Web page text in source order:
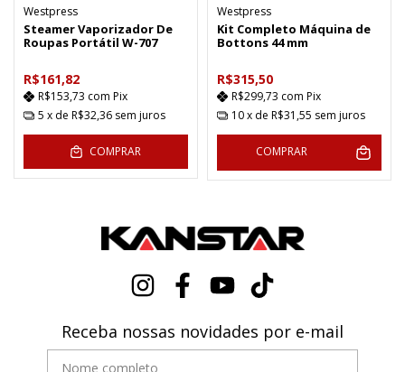
Westpress
Steamer Vaporizador De
Roupas Portátil W-707
R$161,82
R$153,73 com Pix
5 x de R$32,36 sem juros
COMPRAR
Westpress
Kit Completo Máquina de
Bottons 44 mm
R$315,50
R$299,73 com Pix
10x de R$31,55 sem juros
COMPRAR
Receba nossas novidades por e-mail